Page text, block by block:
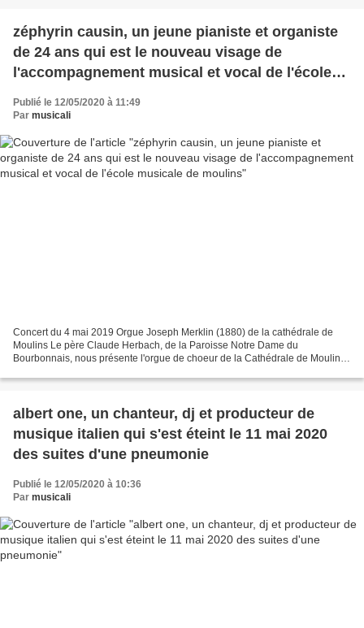
zéphyrin causin, un jeune pianiste et organiste
de 24 ans qui est le nouveau visage de
l'accompagnement musical et vocal de l'école
Publié le 12/05/2020 à 11:49
Par musicali
Concert du 4 mai 2019 Orgue Joseph Merklin (1880) de la cathédrale de
Moulins Le père Claude Herbach, de la Paroisse Notre Dame du
Bourbonnais, nous présente l'orgue de choeur de la Cathédrale de Moulins,
albert one, un chanteur, dj et producteur de
musique italien qui s'est éteint le 11 mai 2020
des suites d'une pneumonie
Publié le 12/05/2020 à 10:36
Par musicali